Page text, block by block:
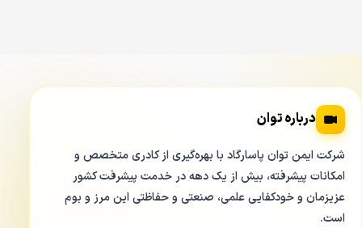
درباره توان
شرکت ایمن توان پاسارگاد با بهره‌گیری از کادری متخصص و
امکانات پیشرفته، بیش از یک دهه در خدمت پیشرفت کشور
عزیزمان و خودکفایی علمی، صنعتی و حفاظتی این مرز و بوم
است.